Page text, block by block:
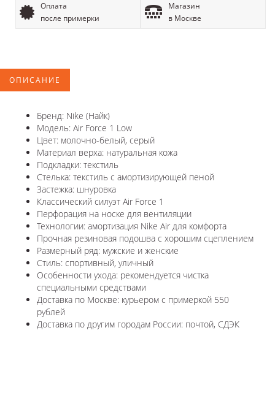
Оплата
после примерки
Магазин
в Москве
ОПИСАНИЕ
Бренд: Nike (Найк)
Модель: Air Force 1 Low
Цвет: молочно-белый, серый
Материал верха: натуральная кожа
Подкладки: текстиль
Стелька: текстиль с амортизирующей пеной
Застежка: шнуровка
Классический силуэт Air Force 1
Перфорация на носке для вентиляции
Технологии: амортизация Nike Air для комфорта
Прочная резиновая подошва с хорошим сцеплением
Размерный ряд: мужские и женские
Стиль: спортивный, уличный
Особенности ухода: рекомендуется чистка
специальными средствами
Доставка по Москве: курьером с примеркой 550
рублей
Доставка по другим городам России: почтой, СДЭК